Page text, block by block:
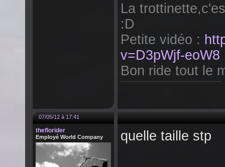
La
:D
Petite vidéo :
v=D3pWjf-eoW8
Bon ride tout le
07/05/12 à 17:41
theflorider
Employé World Company quelle taille stp